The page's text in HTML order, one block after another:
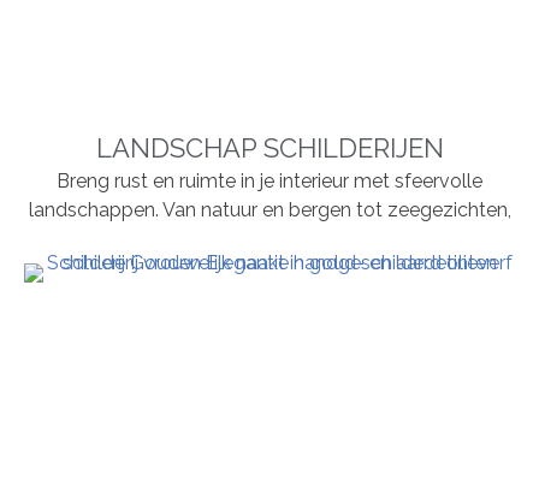
LANDSCHAP SCHILDERIJEN
Breng rust en ruimte in je interieur met sfeervolle
landschappen. Van natuur en bergen tot zeegezichten,